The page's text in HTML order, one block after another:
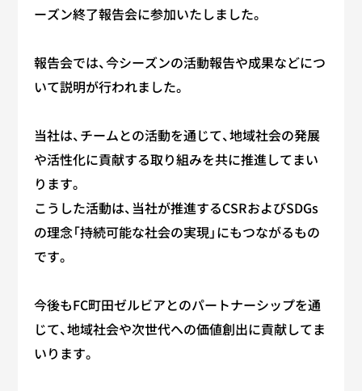
ーズン終了報告会に参加いたしました。
報告会では、今シーズンの活動報告や成果などにつ
いて説明が行われました。
当社は、チームとの活動を通じて、地域社会の発展
や活性化に貢献する取り組みを共に推進してまい
ります。
こうした活動は、当社が推進するCSRおよびSDGs
の理念「持続可能な社会の実現」にもつながるもの
です。
今後もFC町田ゼルビアとのパートナーシップを通
じて、地域社会や次世代への価値創出に貢献してま
いります。